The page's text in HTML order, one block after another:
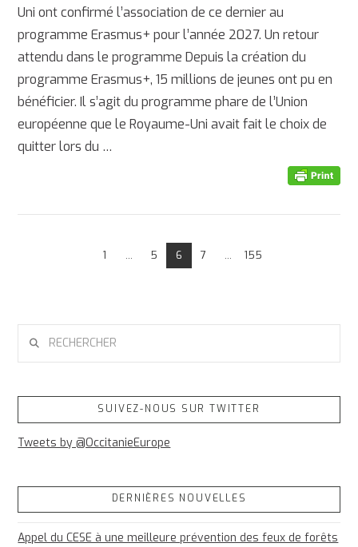
Uni ont confirmé l’association de ce dernier au
programme Erasmus+ pour l’année 2027. Un retour
attendu dans le programme Depuis la création du
programme Erasmus+, 15 millions de jeunes ont pu en
bénéficier. Il s’agit du programme phare de l’Union
européenne que le Royaume-Uni avait fait le choix de
quitter lors du …
1 ... 5 6 7 ... 155
SUIVEZ-NOUS SUR TWITTER
Tweets by @OccitanieEurope
DERNIÈRES NOUVELLES
Appel du CESE à une meilleure prévention des feux de forêts